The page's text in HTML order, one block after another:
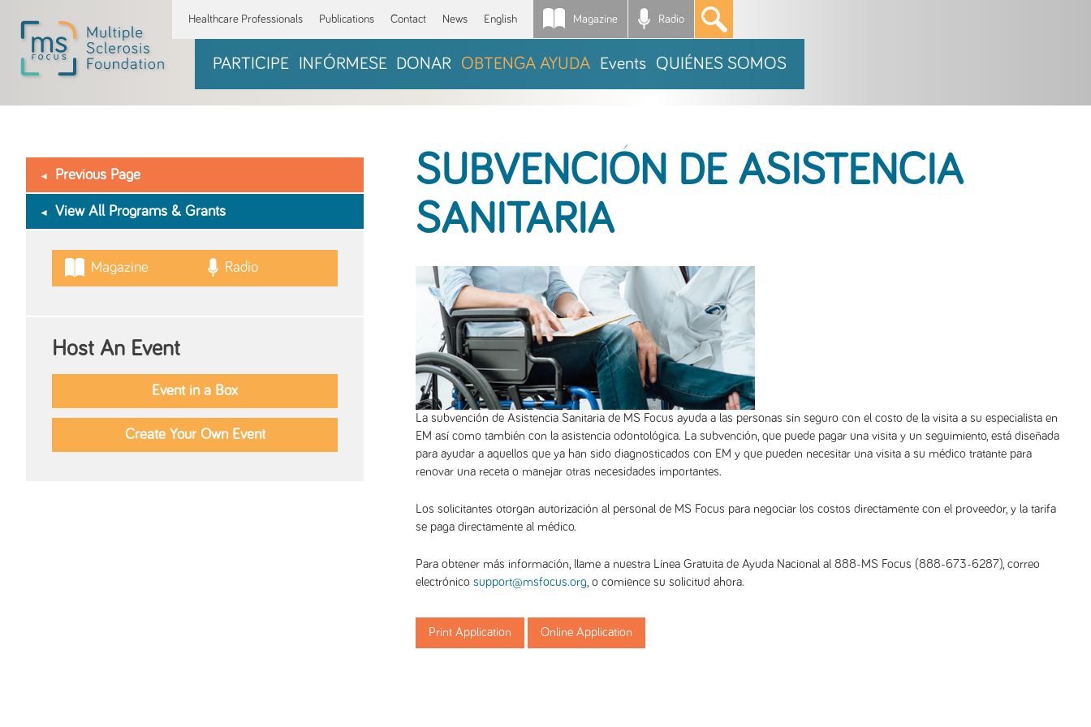
Healthcare Professionals Publications Contact News English Magazine Radio *
PARTICIPE INFÓRMESE DONAR OBTENGA AYUDA Events QUIÉNES SOMOS
SUBVENCIÓN DE ASISTENCIA
SANITARIA
La subvención de Asistencia Sanitaria de MS Focus ayuda a las personas sin seguro con el costo de la visita a su especialista en
EM así como también con la asistencia odontológica. La subvención, que puede pagar una visita y un seguimiento, está diseñada
para ayudar a aquellos que ya han sido diagnosticados con EM y que pueden necesitar una visita a su médico tratante para
renovar una receta o manejar otras necesidades importantes.
Los solicitantes otorgan autorización al personal de MS Focus para negociar los costos directamente con el proveedor, y la tarifa
se paga directamente al médico.
Para obtener más información, llame a nuestra Línea Gratuita de Ayuda Nacional al 888-MS Focus (888-673-6287), correo
electrónico support@msfocus.org, o comience su solicitud ahora.
Print Application Online Application
Previous Page
View All Programs & Grants
Magazine Radio
Host An Event
Event in a Box
Create Your Own Event